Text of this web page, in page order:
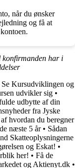
når du ønsker
og få at
har i
Kursudviklingen og
udvikler sig •
udbytte af din
fra Jyske
hvordan du beregner
næste 5 år• Sådan
Skatteoplysningerne
og Eskat! •
her! • Få de
og Aktienyt.dk •